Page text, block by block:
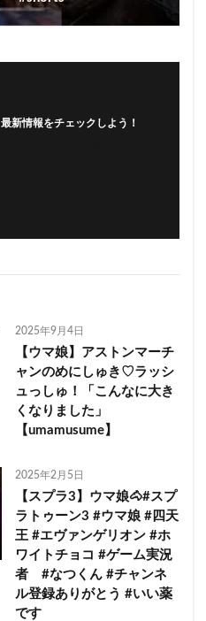
最新情報をチェックしよう！
2025年9月4日
【ウマ娘】アストンマーチ
ャンのめにしゅき♡ラッシ
ュっしゅ！「こんなに大き
くなりました」
【umamusume】
2025年2月5日
【スプラ3】ウマ娘🐴#スプ
ラトゥーン3 #ウマ娘 #四天
王 #エヴァンゲリオン #ホ
ワイトチョコ #ゲーム実況
者 #なつくん #チャンネ
ル登録ありがとう #いい薬
です